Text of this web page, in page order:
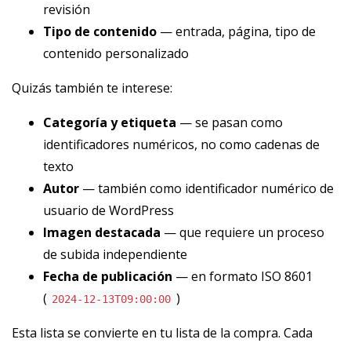
revisión
Tipo de contenido — entrada, página, tipo de
contenido personalizado
Quizás también te interese:
Categoría y etiqueta — se pasan como
identificadores numéricos, no como cadenas de
texto
Autor — también como identificador numérico de
usuario de WordPress
Imagen destacada — que requiere un proceso
de subida independiente
Fecha de publicación — en formato ISO 8601
( 2024-12-13T09:00:00 )
Esta lista se convierte en tu lista de la compra. Cada